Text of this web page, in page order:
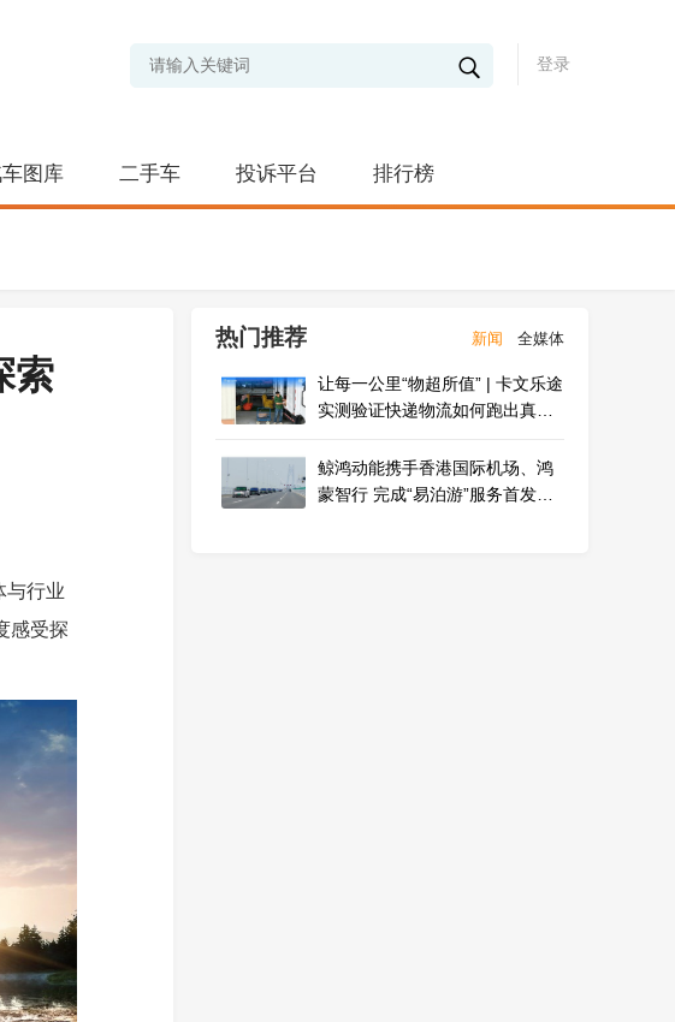
登录
图库 二手车 投诉平台 排行榜
索
与行业
感受探
热门推荐 新闻 全媒体
让每一公里“物超所值” | 卡文乐途
实测验证快递物流如何跑出真盈
鲸鸿动能携手香港国际机场、鸿
蒙智行 完成“易泊游”服务首发车